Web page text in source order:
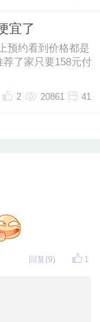
宜了
预约看到价格都是
了家只要158元付
41
20861
2
1
回复 (9)